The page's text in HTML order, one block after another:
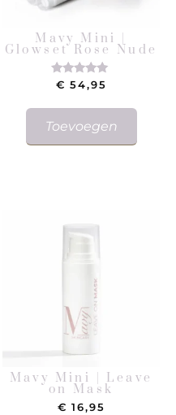
Mavy Mini |
Glowset Rose Nude
Gewaardeerd
5.00
€ 54,95
Toevoegen
Mavy Mini | Leave
on Mask
€ 16,95